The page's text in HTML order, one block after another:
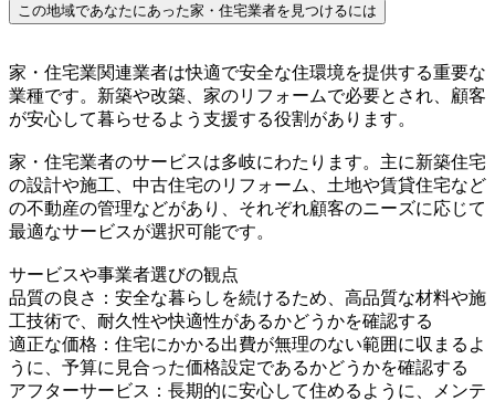
この地域であなたにあった家・住宅業者を見つけるには
家・住宅業関連業者は快適で安全な住環境を提供する重要な
業種です。新築や改築、家のリフォームで必要とされ、顧客
が安心して暮らせるよう支援する役割があります。
家・住宅業者のサービスは多岐にわたります。主に新築住宅
の設計や施工、中古住宅のリフォーム、土地や賃貸住宅など
の不動産の管理などがあり、それぞれ顧客のニーズに応じて
最適なサービスが選択可能です。
サービスや事業者選びの観点
品質の良さ：安全な暮らしを続けるため、高品質な材料や施
工技術で、耐久性や快適性があるかどうかを確認する
適正な価格：住宅にかかる出費が無理のない範囲に収まるよ
うに、予算に見合った価格設定であるかどうかを確認する
アフターサービス：長期的に安心して住めるように、メンテ